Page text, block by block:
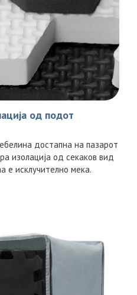
од подот
достапна на пазарот
изолација од секаков вид
е исклучително мека.